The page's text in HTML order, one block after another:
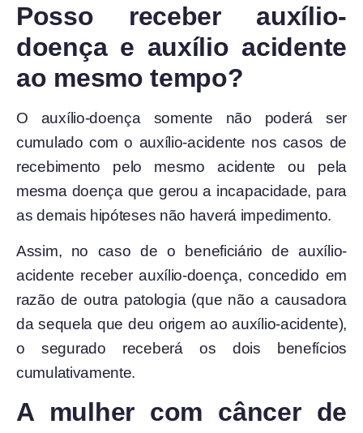
Posso receber auxílio-
doença e auxílio acidente
ao mesmo tempo?
O auxílio-doença somente não poderá ser
cumulado com o auxílio-acidente nos casos de
recebimento pelo mesmo acidente ou pela
mesma doença que gerou a incapacidade, para
as demais hipóteses não haverá impedimento.
Assim, no caso de o beneficiário de auxílio-
acidente receber auxílio-doença, concedido em
razão de outra patologia (que não a causadora
da sequela que deu origem ao auxílio-acidente),
o segurado receberá os dois benefícios
cumulativamente.
A mulher com câncer de